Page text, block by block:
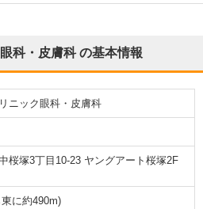
科・皮膚科の基本情報
ニック眼科・皮膚科
桜塚3丁目10-23 ヤングアート桜塚2F
東に約490m)